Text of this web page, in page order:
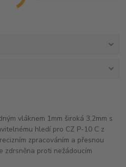
vláknem 1mm široká 3,2mm s
hledí pro CZ P-10 C z
zpracováním a přesnou
zdrsněna proti nežádoucím